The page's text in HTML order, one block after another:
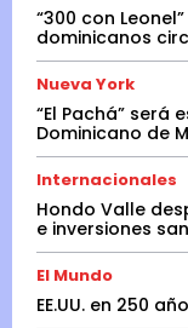
“300 con
dominicanos
Nueva York
“El Pachá” será
Dominicano de
Internacionales
Hondo Valle
e inversiones
El Mundo
EE.UU. en 250